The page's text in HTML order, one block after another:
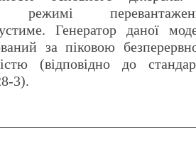
режимі
Генератор даної
за піковою
(відповідно до
3).